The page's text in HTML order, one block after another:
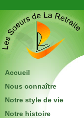
Accueil
Nous connaître
Notre style de vie
Notre histoire